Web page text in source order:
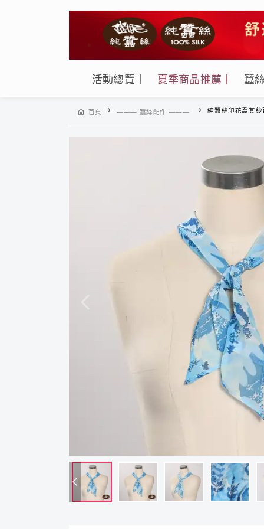
活動總覽丨 夏季商品推薦丨 蠶
首頁 ——— 蠶絲配件 ——— 純蠶絲印花喬其紗百搭